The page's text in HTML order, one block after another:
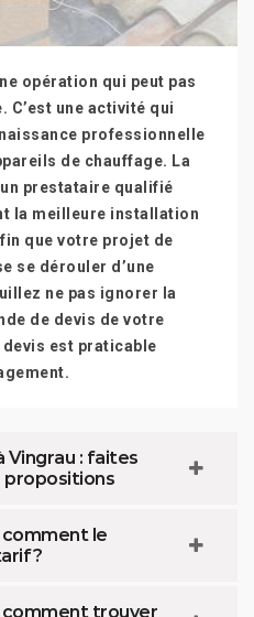
opération qui peut pas
C’est une activité qui
professionnelle
de chauffage. La
prestataire qualifié
la meilleure installation
que votre projet de
se dérouler d’une
ne pas ignorer la
de devis de votre
est praticable
Vingrau : faites
le
?
comment trouver